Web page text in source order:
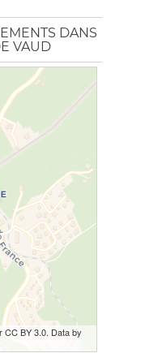
DANS
VAUD
CC BY 3.0. Data by